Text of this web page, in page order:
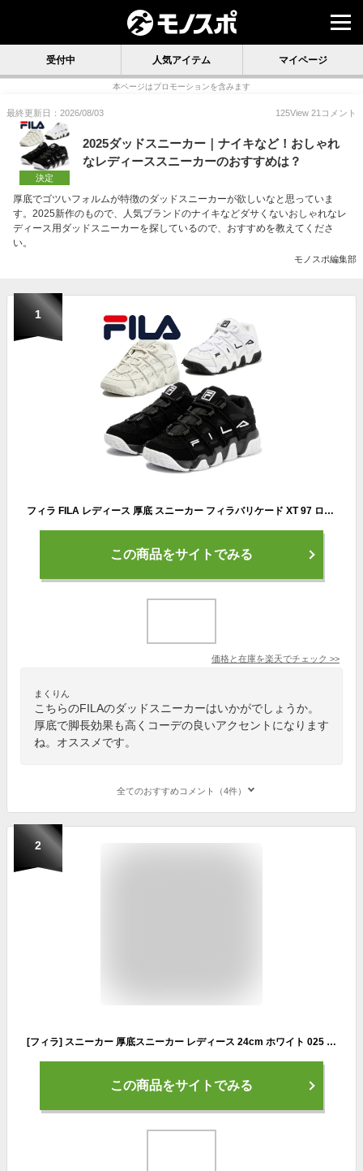
受付中 人気アイテム マイページ
本ページはプロモーションを含みます
最終更新日：2026/08/03 125View 21 コメント
決定
2025ダッドスニーカー｜ナイキなど！おしゃれ
なレディーススニーカーのおすすめは？
厚底でゴツいフォルムが特徴のダッドスニーカーが欲しいなと思っていま
す。2025新作のもので、人気ブランドのナイキなどダサくないおしゃれなレ
ディース用ダッドスニーカーを探しているので、おすすめを教えてくださ
い。
モノスポ編集部
1
フィラ FILA レディース 厚底 スニーカー フィラバリケード XT 97 ローカット ダッドスニーカー ダッドシューズ カジュアルシューズ USS23005 014 ブラック 黒 062 グレー 113 ホワイト 白 靴 送料無料 最強翌日配送 evid
この商品をサイトでみる
価格と在庫を楽天でチェック >>
まくりん
こちらのFILAのダッドスニーカーはいかがでしょうか。
厚底で脚長効果も高くコーデの良いアクセントになります
ね。オススメです。
全てのおすすめコメント（4件）
2
[フィラ] スニーカー 厚底スニーカー レディース 24cm ホワイト 025 [国内正規品]
この商品をサイトでみる